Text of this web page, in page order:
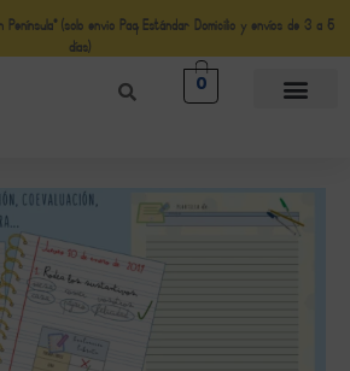
(solo envio Paq Estándar Domicilio y envíos de 3 a 5
días)
0